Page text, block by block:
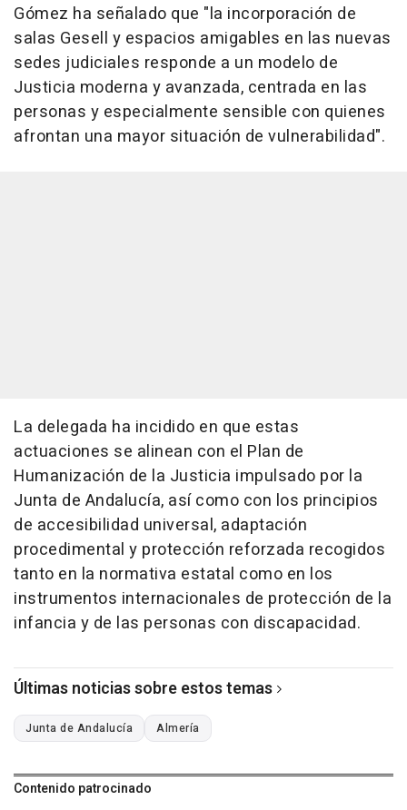
Gómez ha señalado que "la incorporación de
salas Gesell y espacios amigables en las nuevas
sedes judiciales responde a un modelo de
Justicia moderna y avanzada, centrada en las
personas y especialmente sensible con quienes
afrontan una mayor situación de vulnerabilidad".
La delegada ha incidido en que estas
actuaciones se alinean con el Plan de
Humanización de la Justicia impulsado por la
Junta de Andalucía, así como con los principios
de accesibilidad universal, adaptación
procedimental y protección reforzada recogidos
tanto en la normativa estatal como en los
instrumentos internacionales de protección de la
infancia y de las personas con discapacidad.
Últimas noticias sobre estos temas
Junta de Andalucía Almería
Contenido patrocinado